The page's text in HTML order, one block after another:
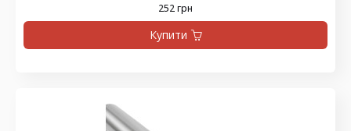
252 грн
Купити